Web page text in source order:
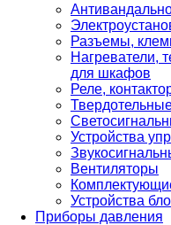
Разъемы,
Нагреватели,
для шкафов
Реле,
Устройства
Вентиляторы
Устройства
Приборы давления